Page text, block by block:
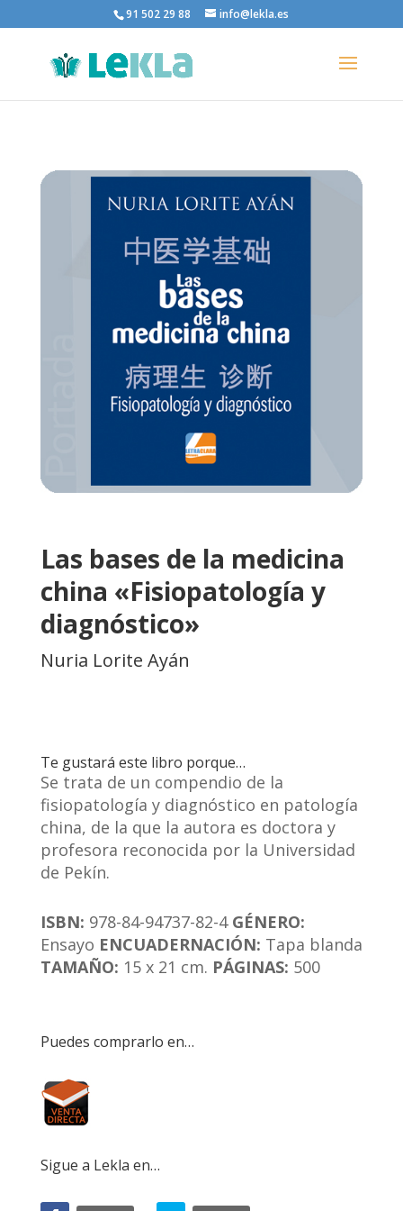
91 502 29 88 info@lekla.es
Las bases de la medicina
china «Fisiopatología y
diagnóstico»
Nuria Lorite Ayán
Te gustará este libro porque…
Se trata de un compendio de la
fisiopatología y diagnóstico en patología
china, de la que la autora es doctora y
profesora reconocida por la Universidad
de Pekín.
ISBN: 978-84-94737-82-4 GÉNERO:
Ensayo ENCUADERNACIÓN: Tapa blanda
TAMAÑO: 15 x 21 cm. PÁGINAS: 500
Puedes comprarlo en…
Sigue a Lekla en…